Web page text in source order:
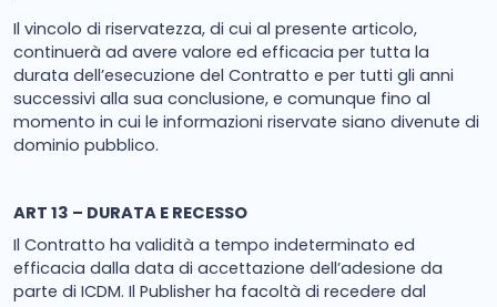
Il vincolo di riservatezza, di cui al presente articolo,
continuerà ad avere valore ed efficacia per tutta la
durata dell’esecuzione del Contratto e per tutti gli anni
successivi alla sua conclusione, e comunque fino al
momento in cui le informazioni riservate siano divenute di
dominio pubblico.
ART 13 – DURATA E RECESSO
Il Contratto ha validità a tempo indeterminato ed
efficacia dalla data di accettazione dell’adesione da
parte di ICDM. Il Publisher ha facoltà di recedere dal